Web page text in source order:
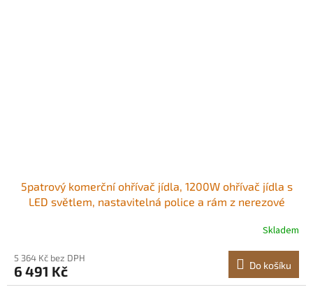
5patrový komerční ohřívač jídla, 1200W ohřívač jídla s
LED světlem, nastavitelná police a rám z nerezové
pizzu, chléb, smažené kuře LED teplé světlo
Protiskluzové nožičky Odnímatelný tác
Skladem
5 364 Kč bez DPH
6 491 Kč Do košíku